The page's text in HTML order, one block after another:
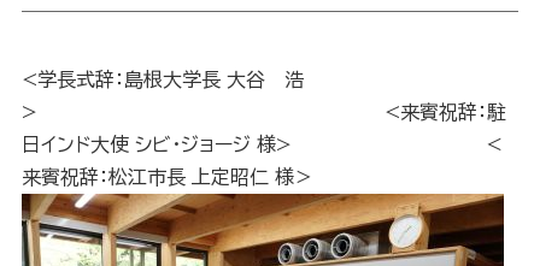
<学長式辞：島根大学長 大谷 浩
> <来賓祝辞：駐
日インド大使 シビ・ジョージ 様> ＜
来賓祝辞：松江市長 上定昭仁 様＞